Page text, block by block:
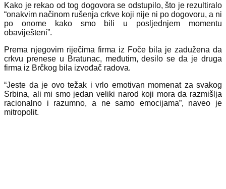
Kako je rekao od tog dogovora se odstupilo, što je rezultiralo
“onakvim načinom rušenja crkve koji nije ni po dogovoru, a ni
po onome kako smo bili u posljednjem momentu
obaviješteni”.
Prema njegovim riječima firma iz Foče bila je zadužena da
crkvu prenese u Bratunac, međutim, desilo se da je druga
firma iz Brčkog bila izvođač radova.
“Jeste da je ovo težak i vrlo emotivan momenat za svakog
Srbina, ali mi smo jedan veliki narod koji mora da razmišlja
racionalno i razumno, a ne samo emocijama”, naveo je
mitropolit.